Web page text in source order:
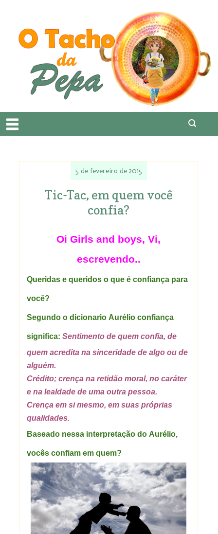
5 de fevereiro de 2015
Tic-Tac, em quem você
confia?
Oi Girls and boys, Vi,
escrevendo..
Queridas e queridos o que é confiança para
você?
Segundo o dicionario Aurélio confiança
significa: Sentimento de quem confia, de
quem acredita na sinceridade de algo ou de
alguém.
Crédito; crença na retidão moral, no caráter
e na lealdade de uma outra pessoa.
Crença em si mesmo, em suas próprias
qualidades.
Baseado nessa interpretação do Aurélio,
vocês confiam em quem?